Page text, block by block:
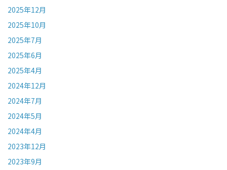
2025年12月
2025年10月
2025年7月
2025年6月
2025年4月
2024年12月
2024年7月
2024年5月
2024年4月
2023年12月
2023年9月